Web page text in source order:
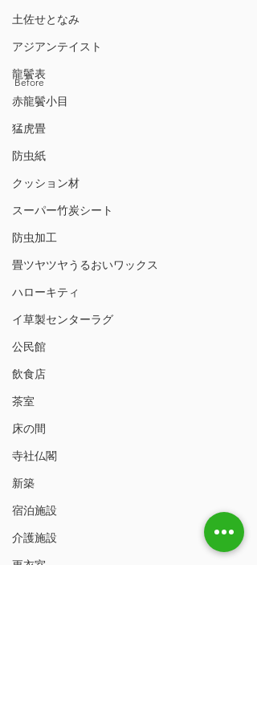
土佐せとなみ
アジアンテイスト
龍鬢表
赤龍鬢小目
猛虎畳
防虫紙
クッション材
スーパー竹炭シート
防虫加工
畳ツヤツヤうるおいワックス
ハローキティ
イ草製センターラグ
公民館
飲食店
茶室
床の間
寺社仏閣
新築
宿泊施設
介護施設
更衣室
Before